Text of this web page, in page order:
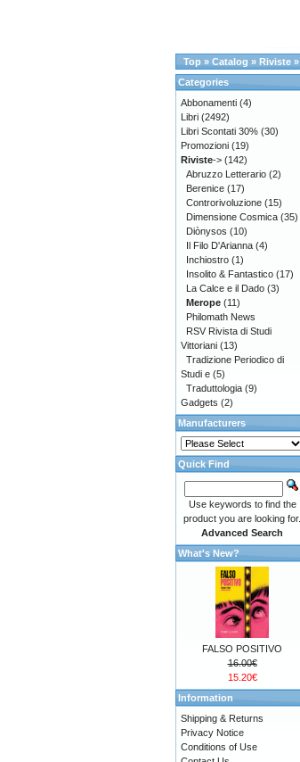
Top » Catalog » Riviste »
Categories
Abbonamenti (4)
Libri (2492)
Libri Scontati 30% (30)
Promozioni (19)
Riviste-> (142)
Abruzzo Letterario (2)
Berenice (17)
Controrivoluzione (15)
Dimensione Cosmica (35)
Diònysos (10)
Il Filo D'Arianna (4)
Inchiostro (1)
Insolito & Fantastico (17)
La Calce e il Dado (3)
Merope (11)
Philomath News
RSV Rivista di Studi
Vittoriani (13)
Tradizione Periodico di
Studi e (5)
Traduttologia (9)
Gadgets (2)
Manufacturers
Quick Find
Use keywords to find the
product you are looking for.
Advanced Search
What's New?
FALSO POSITIVO
16.00€
15.20€
Information
Shipping & Returns
Privacy Notice
Conditions of Use